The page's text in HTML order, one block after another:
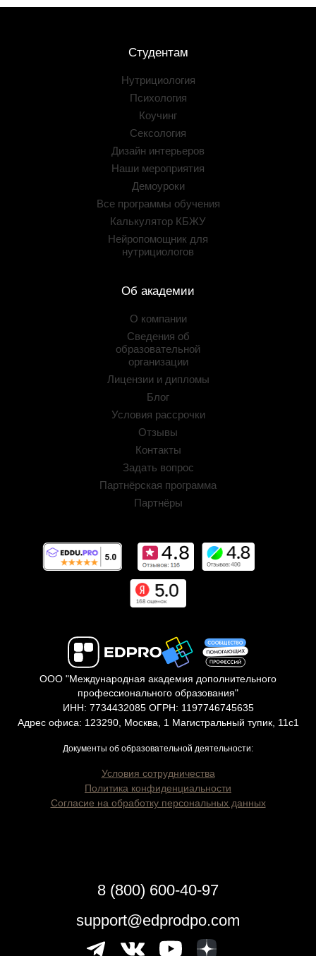
Студентам
Нутрициология
Психология
Коучинг
Сексология
Дизайн интерьеров
Наши мероприятия
Демоуроки
Все программы обучения
Калькулятор КБЖУ
Нейропомощник для
нутрициологов
Об академии
О компании
Сведения об
образовательной
организации
Лицензии и дипломы
Блог
Условия рассрочки
Отзывы
Контакты
Задать вопрос
Партнёрская программа
Партнёры
ООО "Международная академия дополнительного
профессионального образования"
ИНН: 7734432085 ОГРН: 1197746745635
Адрес офиса: 123290, Москва, 1 Магистральный тупик, 11с1
Документы об образовательной деятельности:
Условия сотрудничества
Политика конфиденциальности
Согласие на обработку персональных данных
8 (800) 600-40-97
support@edprodpo.com